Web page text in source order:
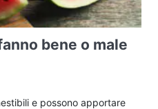
bene o male
e possono apportare